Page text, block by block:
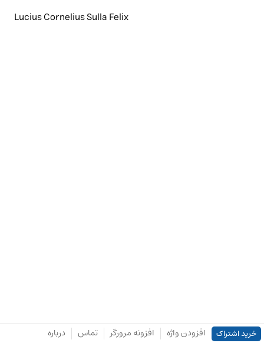
Lucius Cornelius Sulla Felix
خرید اشتراک افزودن واژه افزونه مرورگر تماس درباره